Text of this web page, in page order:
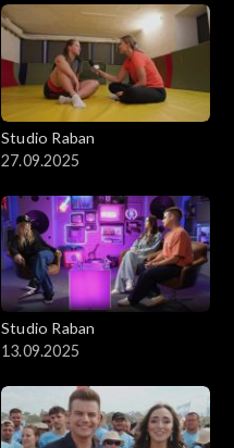
Studio Raban
27.09.2025
Studio Raban
13.09.2025